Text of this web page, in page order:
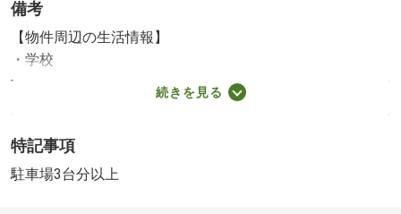
備考
【物件周辺の生活情報】
・学校
寺原小学校（550m）、取手第二中学校（600m）
・その他施設
関東鉄道「寺原」駅（400m）
続きを見る
特記事項
駐車場3台分以上